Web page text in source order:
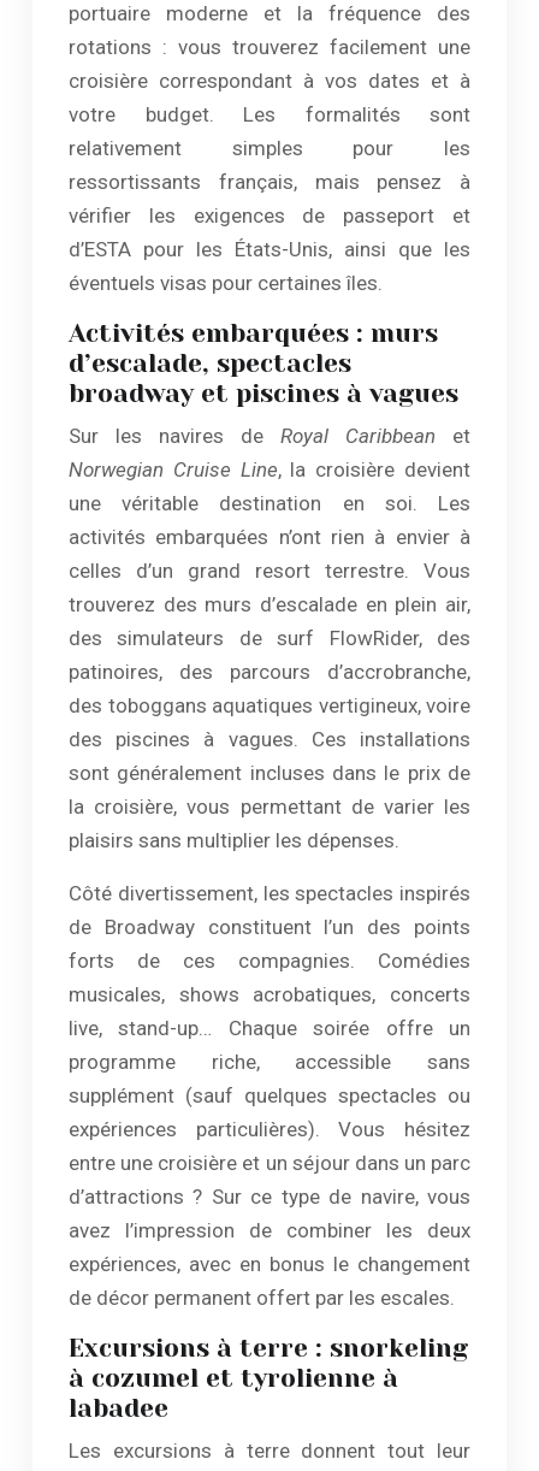
portuaire moderne et la fréquence des
rotations : vous trouverez facilement une
croisière correspondant à vos dates et à
votre budget. Les formalités sont
relativement simples pour les
ressortissants français, mais pensez à
vérifier les exigences de passeport et
d’ESTA pour les États-Unis, ainsi que les
éventuels visas pour certaines îles.
Activités embarquées : murs
d’escalade, spectacles
broadway et piscines à vagues
Sur les navires de Royal Caribbean et
Norwegian Cruise Line, la croisière devient
une véritable destination en soi. Les
activités embarquées n’ont rien à envier à
celles d’un grand resort terrestre. Vous
trouverez des murs d’escalade en plein air,
des simulateurs de surf FlowRider, des
patinoires, des parcours d’accrobranche,
des toboggans aquatiques vertigineux, voire
des piscines à vagues. Ces installations
sont généralement incluses dans le prix de
la croisière, vous permettant de varier les
plaisirs sans multiplier les dépenses.
Côté divertissement, les spectacles inspirés
de Broadway constituent l’un des points
forts de ces compagnies. Comédies
musicales, shows acrobatiques, concerts
live, stand-up… Chaque soirée offre un
programme riche, accessible sans
supplément (sauf quelques spectacles ou
expériences particulières). Vous hésitez
entre une croisière et un séjour dans un parc
d’attractions ? Sur ce type de navire, vous
avez l’impression de combiner les deux
expériences, avec en bonus le changement
de décor permanent offert par les escales.
Excursions à terre : snorkeling
à cozumel et tyrolienne à
labadee
Les excursions à terre donnent tout leur